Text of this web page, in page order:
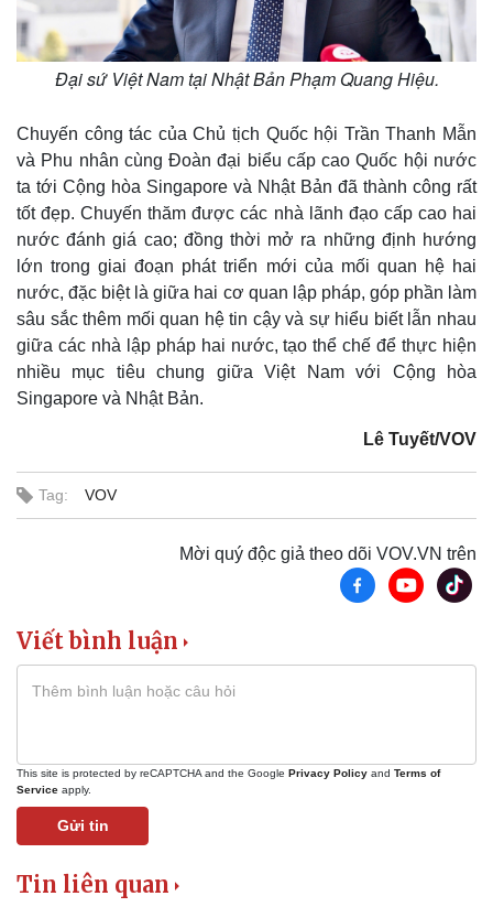
Thông tin doanh nghiệp
Doanh nghiệp 24h
Doanh nhân
Vì cộng đồng
Sành điệu
Tin Công nghệ
Trải nghiệm
Chuyển đổi số
Đại sứ Việt Nam tại Nhật Bản Phạm Quang Hiệu.
Chuyến công tác của Chủ tịch Quốc hội Trần Thanh Mẫn
và Phu nhân cùng Đoàn đại biểu cấp cao Quốc hội nước
ta tới Cộng hòa Singapore và Nhật Bản đã thành công rất
tốt đẹp. Chuyến thăm được các nhà lãnh đạo cấp cao hai
nước đánh giá cao; đồng thời mở ra những định hướng
lớn trong giai đoạn phát triển mới của mối quan hệ hai
nước, đặc biệt là giữa hai cơ quan lập pháp, góp phần làm
sâu sắc thêm mối quan hệ tin cậy và sự hiểu biết lẫn nhau
giữa các nhà lập pháp hai nước, tạo thể chế để thực hiện
nhiều mục tiêu chung giữa Việt Nam với Cộng hòa
Singapore và Nhật Bản.
Lê Tuyết/VOV
Tag: VOV
Mời quý độc giả theo dõi VOV.VN trên
Viết bình luận
This site is protected by reCAPTCHA and the Google Privacy Policy and Terms of
Service apply.
Gửi tin
Tin liên quan